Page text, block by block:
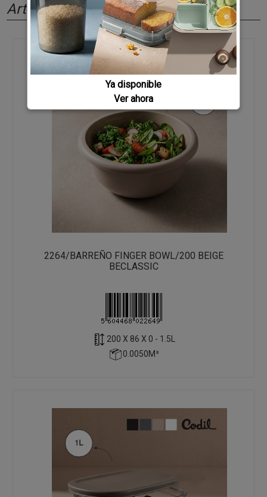
Artículos relacionados
2264/BARREÑO FINGER BOWL/200 BEIGE
BECLASSIC
200 X 86 X 0 - 1.5L
0.0050M³
Ya disponible
Ver ahora